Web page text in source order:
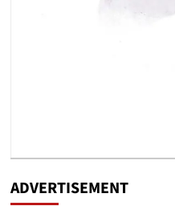
ADVERTISEMENT